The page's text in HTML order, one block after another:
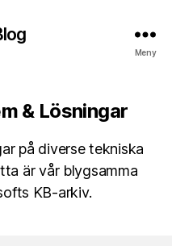
Meny
& Lösningar
på diverse tekniska
är vår blygsamma
KB-arkiv.